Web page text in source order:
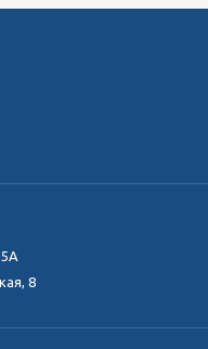
8